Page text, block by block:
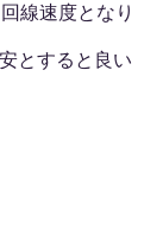
線速度となり
とすると良い